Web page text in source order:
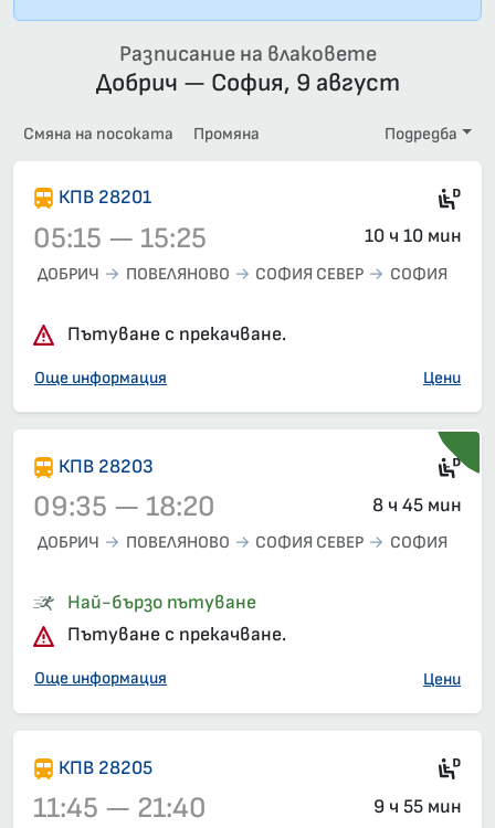
Разписание на влаковете
Добрич — София, 9 август
Смяна на посоката Промяна Подредба
КПВ 28201
05:15 — 15:25 10 ч 10 мин
ДОБРИЧ ПОВЕЛЯНОВО СОФИЯ СЕВЕР СОФИЯ
Пътуване с прекачване.
Още информация Цени
КПВ 28203
09:35 — 18:20 8 ч 45 мин
ДОБРИЧ ПОВЕЛЯНОВО СОФИЯ СЕВЕР СОФИЯ
Най-бързо пътуване
Пътуване с прекачване.
Още информация Цени
КПВ 28205
11:45 — 21:40 9 ч 55 мин